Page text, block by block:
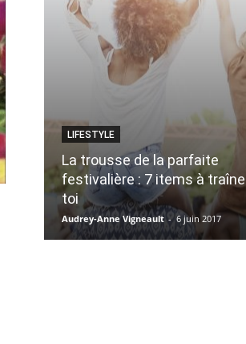
LIFESTYLE
La trousse de la parfaite
festivalière : 7 items à
toi
Audrey-Anne Vigneault - 6 juin 2017